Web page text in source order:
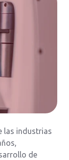
las industrias
de